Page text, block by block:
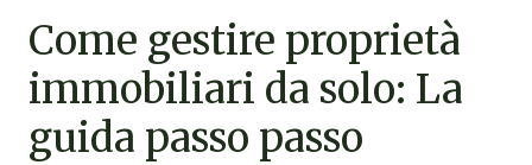
Come gestire proprietà
immobiliari da solo: La
guida passo passo